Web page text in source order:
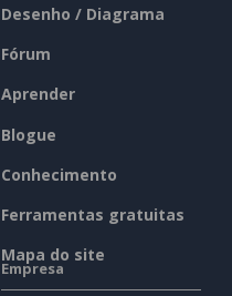
Desenho / Diagrama
Fórum
Aprender
Blogue
Conhecimento
Ferramentas gratuitas
Mapa do site
Empresa